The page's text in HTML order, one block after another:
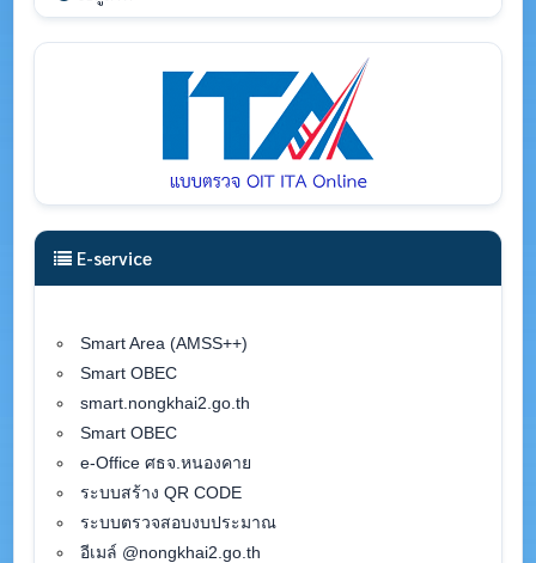
E-service
Smart Area (AMSS++)
Smart OBEC
smart.nongkhai2.go.th
Smart OBEC
e-Office ศธจ.หนองคาย
ระบบสร้าง QR CODE
ระบบตรวจสอบงบประมาณ
อีเมล์ @nongkhai2.go.th